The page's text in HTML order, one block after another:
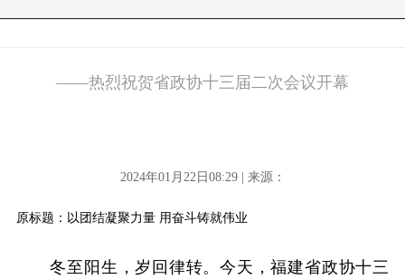
——热烈祝贺省政协十三届二次会议开幕
2024年01月22日08:29 | 来源：
原标题：以团结凝聚力量 用奋斗铸就伟业
冬至阳生，岁回律转。今天，福建省政协十三